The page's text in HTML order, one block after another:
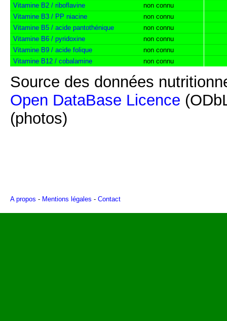
Vitamine B2 / riboflavine
non connu
Vitamine B3 / PP niacine
non connu
Vitamine B5 / acide pantothénique
non connu
Vitamine B6 / pyridoxine
non connu
Vitamine B9 / acide folique
non connu
Vitamine B12 / cobalamine
non connu
Source des données
Open DataBase Licence
(photos)
A propos - Mentions légales - Contact